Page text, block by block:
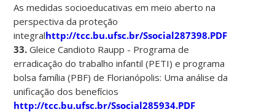
As medidas socioeducativas em meio aberto na
perspectiva da proteção
integralhttp://tcc.bu.ufsc.br/Ssocial287398.PDF
33. Gleice Candioto Raupp - Programa de
erradicação do trabalho infantil (PETI) e programa
bolsa família (PBF) de Florianópolis: Uma análise da
unificação dos benefícios
http://tcc.bu.ufsc.br/Ssocial285934.PDF